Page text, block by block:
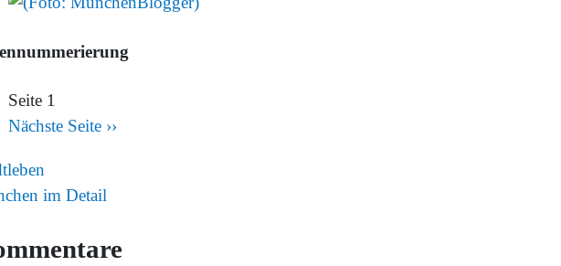
Seite 1
Nächste Seite ››
im Detail